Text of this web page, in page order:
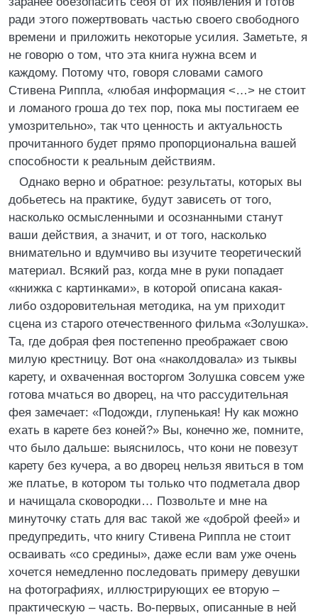
ради этого пожертвовать частью своего свободного
времени и приложить некоторые усилия. Заметьте, я
не говорю о том, что эта книга нужна всем и
каждому. Потому что, говоря словами самого
Стивена Риппла, «любая информация <…> не стоит
и ломаного гроша до тех пор, пока мы постигаем ее
умозрительно», так что ценность и актуальность
прочитанного будет прямо пропорциональна вашей
способности к реальным действиям.
Однако верно и обратное: результаты, которых вы
добьетесь на практике, будут зависеть от того,
насколько осмысленными и осознанными станут
ваши действия, а значит, и от того, насколько
внимательно и вдумчиво вы изучите теоретический
материал. Всякий раз, когда мне в руки попадает
«книжка с картинками», в которой описана какая-
либо оздоровительная методика, на ум приходит
сцена из старого отечественного фильма «Золушка».
Та, где добрая фея постепенно преображает свою
милую крестницу. Вот она «наколдовала» из тыквы
карету, и охваченная восторгом Золушка совсем уже
готова мчаться во дворец, на что рассудительная
фея замечает: «Подожди, глупенькая! Ну как можно
ехать в карете без коней?» Вы, конечно же, помните,
что было дальше: выяснилось, что кони не повезут
карету без кучера, а во дворец нельзя явиться в том
же платье, в котором ты только что подметала двор
и начищала сковородки… Позвольте и мне на
минуточку стать для вас такой же «доброй феей» и
предупредить, что книгу Стивена Риппла не стоит
осваивать «со средины», даже если вам уже очень
хочется немедленно последовать примеру девушки
на фотографиях, иллюстрирующих ее вторую –
практическую – часть. Во-первых, описанные в ней